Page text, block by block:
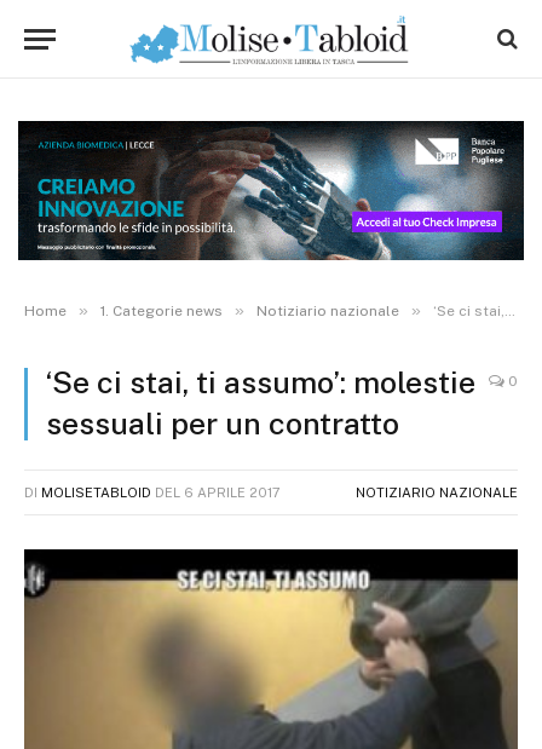
Home » 1. Categorie news » Notiziario nazionale » ‘Se ci stai, ti assumo’: molestie sessuali per un contratto
‘Se ci stai, ti assumo’: molestie
sessuali per un contratto
0
DI MOLISETABLOID DEL 6 APRILE 2017 NOTIZIARIO NAZIONALE